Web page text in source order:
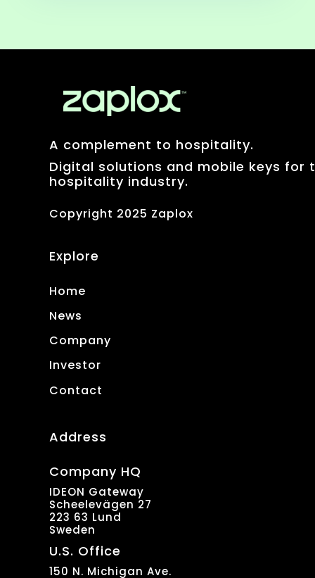
A complement to hospitality.
Digital solutions and mobile keys for
hospitality industry.
Copyright 2025 Zaplox
Explore
Home
News
Company
Investor
Contact
Address
Company HQ
IDEON Gateway
Scheelevägen 27
223 63 Lund
Sweden
U.S. Office
150 N. Michigan Ave.